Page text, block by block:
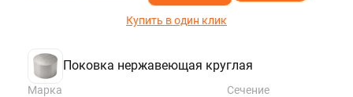
Купить в один клик
Поковка нержавеющая круглая
Марка
Сечение